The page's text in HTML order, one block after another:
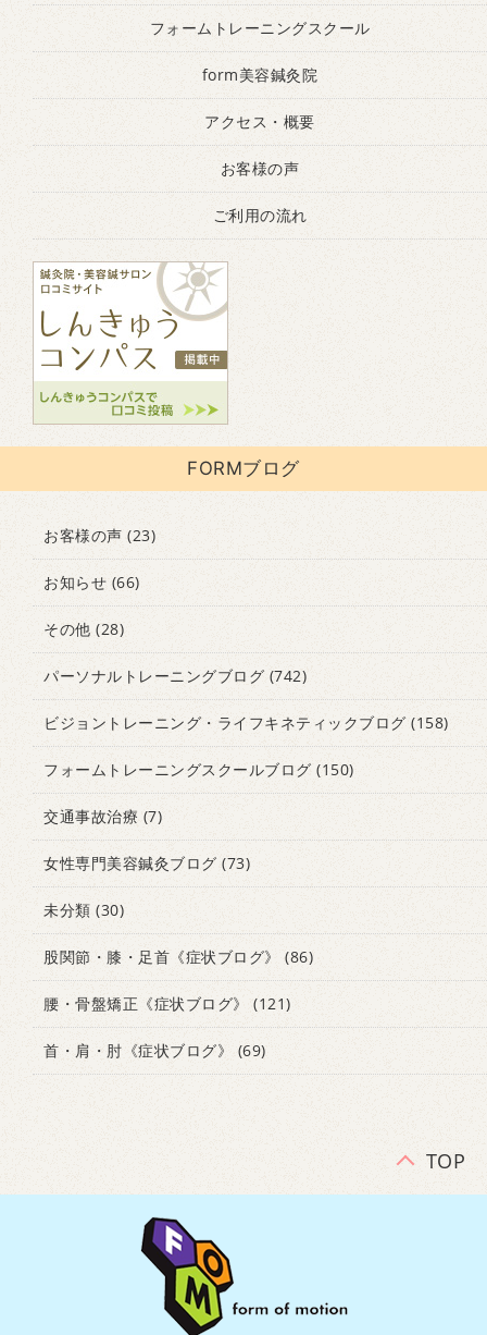
フォームトレーニングスクール
form美容鍼灸院
アクセス・概要
お客様の声
ご利用の流れ
FORMブログ
お客様の声 (23)
お知らせ (66)
その他 (28)
パーソナルトレーニングブログ (742)
ビジョントレーニング・ライフキネティックブログ(158)
フォームトレーニングスクールブログ (150)
交通事故治療 (7)
女性専門美容鍼灸ブログ (73)
未分類 (30)
股関節・膝・足首《症状ブログ》 (86)
腰・骨盤矯正《症状ブログ》 (121)
首・肩・肘《症状ブログ》 (69)
TOP